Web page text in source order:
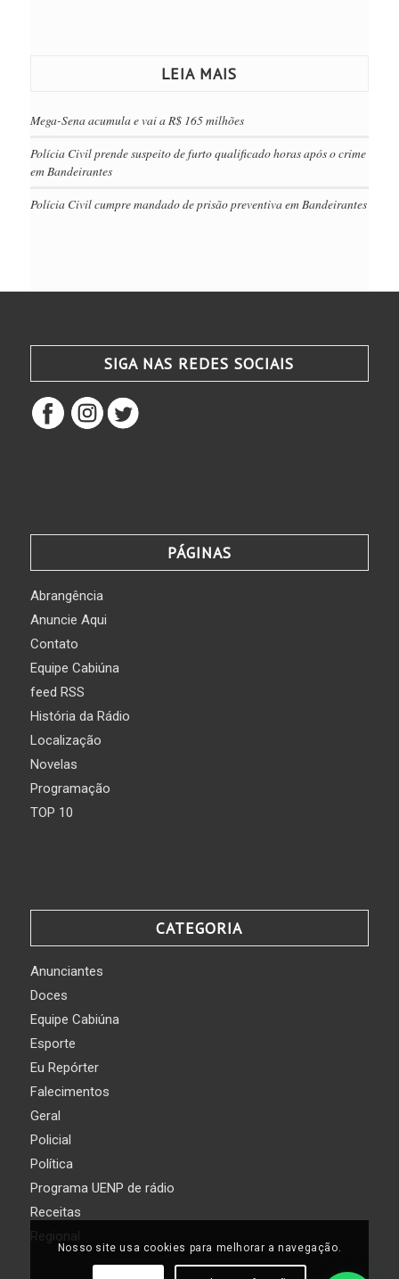
LEIA MAIS
Mega-Sena acumula e vai a R$ 165 milhões
Polícia Civil prende suspeito de furto qualificado horas após o crime
em Bandeirantes
Polícia Civil cumpre mandado de prisão preventiva em Bandeirantes
SIGA NAS REDES SOCIAIS
PÁGINAS
Abrangência
Anuncie Aqui
Contato
Equipe Cabiúna
feed RSS
História da Rádio
Localização
Novelas
Programação
TOP 10
CATEGORIA
Anunciantes
Doces
Equipe Cabiúna
Esporte
Eu Repórter
Falecimentos
Geral
Policial
Política
Programa UENP de rádio
Receitas
Regional
Nosso site usa cookies para melhorar a navegação.